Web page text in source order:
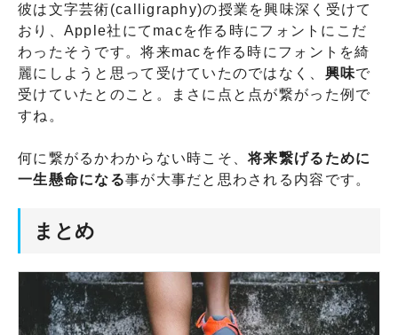
彼は文字芸術(calligraphy)の授業を興味深く受けて
おり、Apple社にてmacを作る時にフォントにこだ
わったそうです。将来macを作る時にフォントを綺
麗にしようと思って受けていたのではなく、 興味で
受けていたとのこと。まさに点と点が繋がった例で
すね。
何に繋がるかわからない時こそ、将来繋げるために
一生懸命になる事が大事だと思わされる内容です。
まとめ